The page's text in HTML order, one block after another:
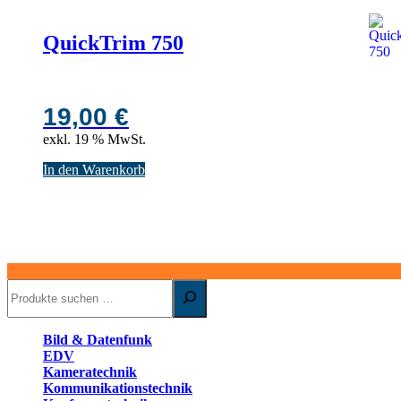
QuickTrim 750
19,00 €
exkl. 19 % MwSt.
In den Warenkorb
Bild & Datenfunk
EDV
Kameratechnik
Kommunikationstechnik